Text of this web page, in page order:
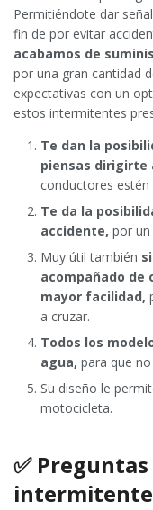
Permitiéndote dar
fin de por evitar
acabamos de
por una gran cantidad
expectativas con un
estos intermitentes
Te dan la
piensas dirigirte
conductores estén
Te da la
accidente, por un
Muy útil también
acompañado
mayor facilidad,
a cruzar.
Todos los
agua, para que
Su diseño le
motocicleta.
✅